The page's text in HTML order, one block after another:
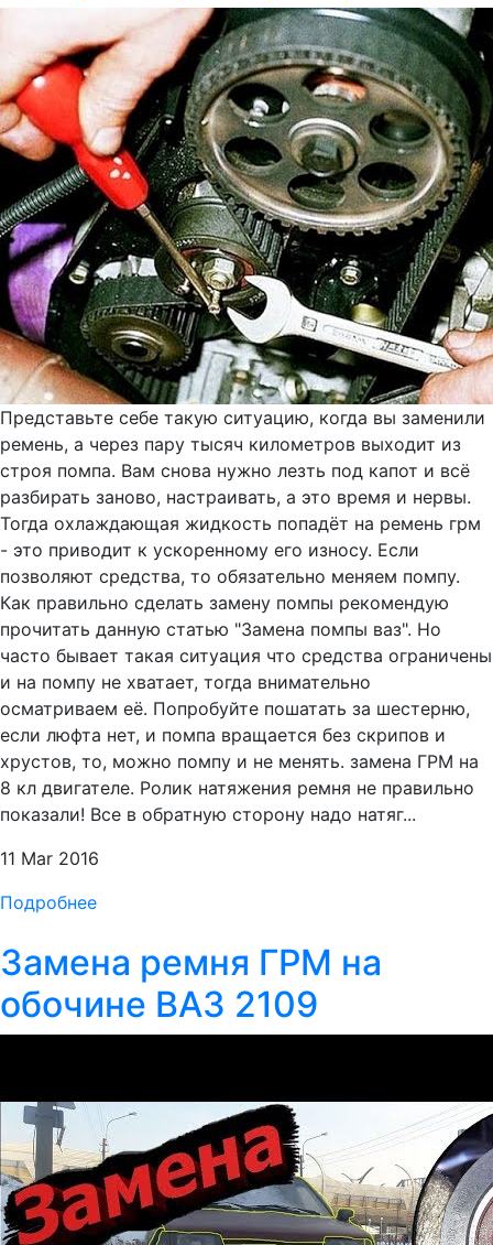
Представьте себе такую ситуацию, когда вы заменили
ремень, а через пару тысяч километров выходит из
строя помпа. Вам снова нужно лезть под капот и всё
разбирать заново, настраивать, а это время и нервы.
Тогда охлаждающая жидкость попадёт на ремень грм
- это приводит к ускоренному его износу. Если
позволяют средства, то обязательно меняем помпу.
Как правильно сделать замену помпы рекомендую
прочитать данную статью "Замена помпы ваз". Но
часто бывает такая ситуация что средства ограничены
и на помпу не хватает, тогда внимательно
осматриваем её. Попробуйте пошатать за шестерню,
если люфта нет, и помпа вращается без скрипов и
хрустов, то, можно помпу и не менять. замена ГРМ на
8 кл двигателе. Ролик натяжения ремня не правильно
показали! Все в обратную сторону надо натяг...
11 Mar 2016
Подробнее
Замена ремня ГРМ на
обочине ВАЗ 2109